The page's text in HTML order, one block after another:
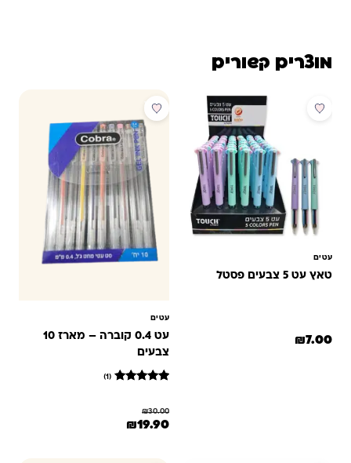
מוצרים קשורים
עטים
טאץ עט 5 צבעים פסטל
₪7.00
מבצע
עטים
עט 0.4 קוברה – מארז 10
צבעים
מבוסס על
(1)
₪30.00
המחיר המקורי היה: ₪30.00.
₪19.90